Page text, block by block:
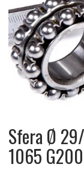
Sfera Ø
1065 G200